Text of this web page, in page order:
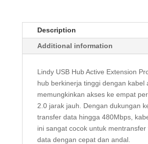
quantity
Description
Additional information
Lindy USB Hub Active Extension
hub berkinerja tinggi dengan kabel
memungkinkan akses ke empat
2.0 jarak jauh. Dengan dukungan
transfer data hingga 480Mbps,
ini sangat cocok untuk mentransfer
data dengan cepat dan andal.